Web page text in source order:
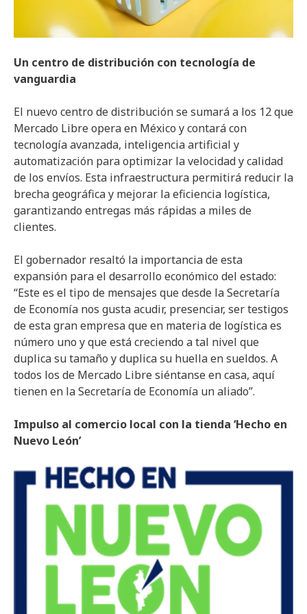
Un centro de distribución con tecnología de
vanguardia
El nuevo centro de distribución se sumará a los 12 que
Mercado Libre opera en México y contará con
tecnología avanzada, inteligencia artificial y
automatización para optimizar la velocidad y calidad
de los envíos. Esta infraestructura permitirá reducir la
brecha geográfica y mejorar la eficiencia logística,
garantizando entregas más rápidas a miles de
clientes.
El gobernador resaltó la importancia de esta
expansión para el desarrollo económico del estado:
“Este es el tipo de mensajes que desde la Secretaría
de Economía nos gusta acudir, presenciar, ser testigos
de esta gran empresa que en materia de logística es
número uno y que está creciendo a tal nivel que
duplica su tamaño y duplica su huella en sueldos. A
todos los de Mercado Libre siéntanse en casa, aquí
tienen en la Secretaría de Economía un aliado”.
Impulso al comercio local con la tienda ‘Hecho en
Nuevo León’